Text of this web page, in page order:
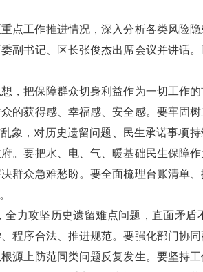
点工作推进情况，深入分析各类风险
副书记、区长张俊杰出席会议并讲话
，把保障群众切身利益作为一切工作
的获得感、幸福感、安全感。要牢固
象，对历史遗留问题、民生承诺事项
。要把水、电、气、暖基础民生保障
群众急难愁盼。要全面梳理台账清单
力攻坚历史遗留难点问题，直面矛
程序合法、推进规范。要强化部门协
源上防范同类问题反复发生。要坚持